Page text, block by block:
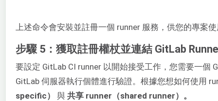
上述命令會安裝並註冊一個 runner 服務，供您的專案
步驟 5：獲取註冊權杖並連結 GitLab
要設定 GitLab CI runner 以開始接受工作，您需要一個
GitLab 伺服器執行個體進行驗證。根據您想如何使用
specific）
與 共享 runner（shared runner）。